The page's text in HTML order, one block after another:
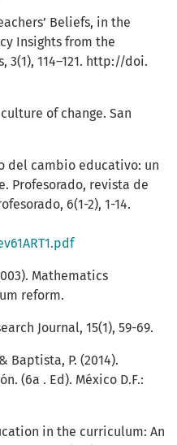
Beliefs, in the
Insights from the
3(1), 114–121. http://doi.
of change. San
del cambio educativo: un
Profesorado, revista de
6(1-2), 1-14.
Mathematics
reform.
Journal, 15(1), 59-69.
Baptista, P. (2014).
(6a . Ed). México D.F.:
in the curriculum: An